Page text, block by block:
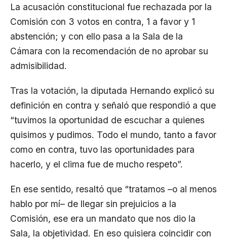
La acusación constitucional fue rechazada por la
Comisión con 3 votos en contra, 1 a favor y 1
abstención; y con ello pasa a la Sala de la
Cámara con la recomendación de no aprobar su
admisibilidad.
Tras la votación, la diputada Hernando explicó su
definición en contra y señaló que respondió a que
“tuvimos la oportunidad de escuchar a quienes
quisimos y pudimos. Todo el mundo, tanto a favor
como en contra, tuvo las oportunidades para
hacerlo, y el clima fue de mucho respeto”.
En ese sentido, resaltó que “tratamos –o al menos
hablo por mí– de llegar sin prejuicios a la
Comisión, ese era un mandato que nos dio la
Sala, la objetividad. En eso quisiera coincidir con